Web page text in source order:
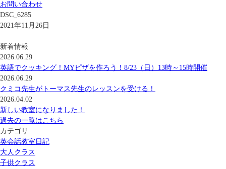
お問い合わせ
DSC_6285
2021年11月26日
新着情報
2026.06.29
英語でクッキング！MYピザを作ろう！8/23（日）13時～15時開催
2026.06.29
クミコ先生がトーマス先生のレッスンを受ける！
2026.04.02
新しい教室になりました！
過去の一覧はこちら
カテゴリ
英会話教室日記
大人クラス
子供クラス